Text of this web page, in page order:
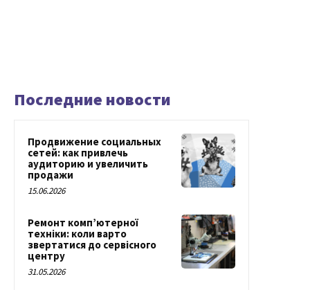
Последние новости
Продвижение социальных
сетей: как привлечь
аудиторию и увеличить
продажи
15.06.2026
Ремонт комп’ютерної
техніки: коли варто
звертатися до сервісного
центру
31.05.2026